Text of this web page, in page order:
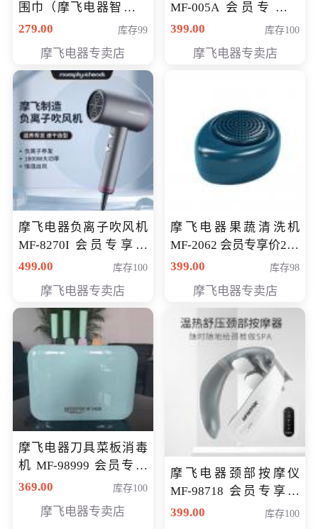
围巾（摩飞电器智能加
热按摩围脖） 会员专享
279.00 库存99
摩飞电器专卖店
MF-005A 会员专享价
198元
399.00 库存100
摩飞电器专卖店
摩飞电器负离子吹风机
MF-8270I 会员专享价
369元
499.00 库存100
摩飞电器专卖店
摩飞电器果蔬清洗机
MF-2062 会员专享价268
元
399.00 库存98
摩飞电器专卖店
摩飞电器刀具菜板消毒
机 MF-98999 会员专享
价286元
369.00 库存100
摩飞电器专卖店
摩飞电器颈部按摩仪
MF-98718 会员专享价
299元
399.00 库存100